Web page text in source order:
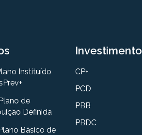
Instituído
de
Definida
Básico de
Investimento
CP+
PCD
PBB
PBDC